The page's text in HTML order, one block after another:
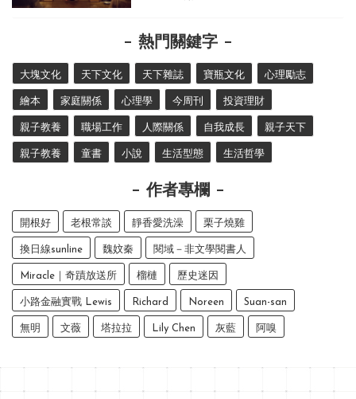
熱門關鍵字
大塊文化 天下文化 天下雜誌 寶瓶文化 心理勵志
繪本 家庭關係 心理學 今周刊 投資理財
親子教養 職場工作 人際關係 自我成長 親子天下
親子教養 童書 小說 生活型態 生活哲學
作者專欄
開根好 老根常談 靜香愛洗澡 栗子燒雞
換日線sunline 魏妏秦 閱域－非文學閱書人
Miracle｜奇蹟放送所 榴槤 歷史迷因
小路金融實戰 Lewis Richard Noreen Suan-san
無明 文薇 塔拉拉 Lily Chen 灰藍 阿嗅